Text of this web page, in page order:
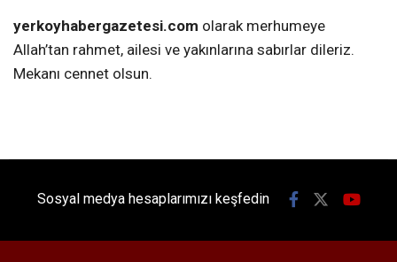
yerkoyhabergazetesi.com olarak merhumeye
Allah’tan rahmet, ailesi ve yakınlarına sabırlar dileriz.
Mekanı cennet olsun.
Sosyal medya hesaplarımızı keşfedin